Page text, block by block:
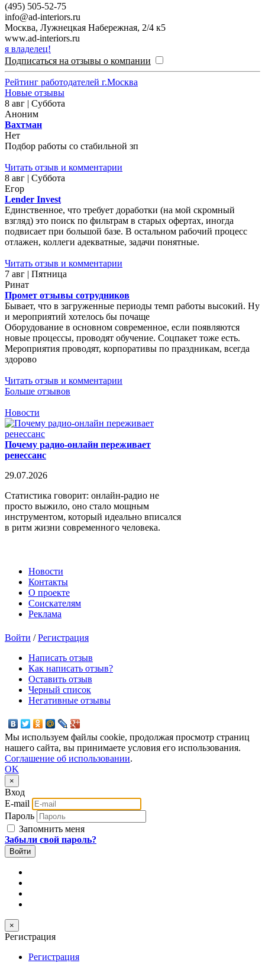
(495) 505-52-75
info@ad-interiors.ru
Москва, Лужнецкая Набережная, 2/4 к5
www.ad-interiors.ru
я владелец!
Подписаться на отзывы о компании
Рейтинг работодателей г.Москва
Новые отзывы
8 авг | Суббота
Аноним
Вахтман
Нет
Подбор работы со стабильной зп
Читать отзыв и комментарии
8 авг | Суббота
Егор
Lender Invest
Единственное, что требует доработки (на мой скромный
взгляд) это поиск по фильтрам в старых офертах, иногда
подвисает при большой базе. В остальном рабочий процесс
отлажен, коллеги адекватные, задачи понятные.
Читать отзыв и комментарии
7 авг | Пятница
Ринат
Промет отзывы сотрудников
Бывает, что в загруженные периоды темп работы высокий. Ну
и мероприятий хотелось бы почаще
Оборудование в основном современное, если появляются
новые процессы, проводят обучение. Соцпакет тоже есть.
Мероприятия проводят, корпоративы по праздникам, всегда
здорово
Читать отзыв и комментарии
Больше отзывов
Новости
Почему радио-онлайн переживает
ренессанс
29.07.2026
Статистика говорит: онлайн-радио не
просто выжило, оно стало мощным
инструментом, который идеально вписался
в ритм жизни современного человека.
Новости
Контакты
О проекте
Соискателям
Реклама
Войти /Регистрация
Написать отзыв
Как написать отзыв?
Оставить отзыв
Черный список
Негативные отзывы
Мы используем файлы cookie, продолжая просмотр страниц
нашего сайта, вы принимаете условия его использования.
Соглашение об использовании.
OK
×
Вход
E-mail
Пароль
Запомнить меня
Забыли свой пароль?
×
Регистрация
Регистрация